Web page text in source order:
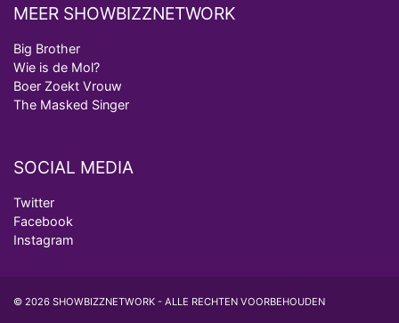
MEER SHOWBIZZNETWORK
Big Brother
Wie is de Mol?
Boer Zoekt Vrouw
The Masked Singer
SOCIAL MEDIA
Twitter
Facebook
Instagram
© 2026 SHOWBIZZNETWORK - ALLE RECHTEN VOORBEHOUDEN